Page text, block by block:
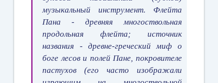
музыкальный инструмент. Флейта
Пана - древняя многоствольная
продольная флейта; источник
названия - древне-греческий миф о
боге лесов и полей Пане, покровителе
пастухов (его часто изображали